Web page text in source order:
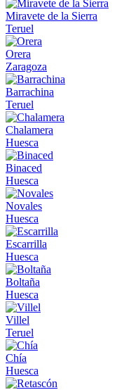
Miravete de la Sierra
Teruel
Orera
Zaragoza
Barrachina
Teruel
Chalamera
Huesca
Binaced
Huesca
Novales
Huesca
Escarrilla
Huesca
Boltaña
Huesca
Villel
Teruel
Chía
Huesca